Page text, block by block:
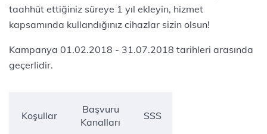
taahhüt ettiğiniz süreye 1 yıl ekleyin, hizmet
kapsamında kullandığınız cihazlar sizin olsun!
Kampanya 01.02.2018 - 31.07.2018 tarihleri arasında
geçerlidir.​​​​
Koşullar
Başvuru
Kanalları
SSS